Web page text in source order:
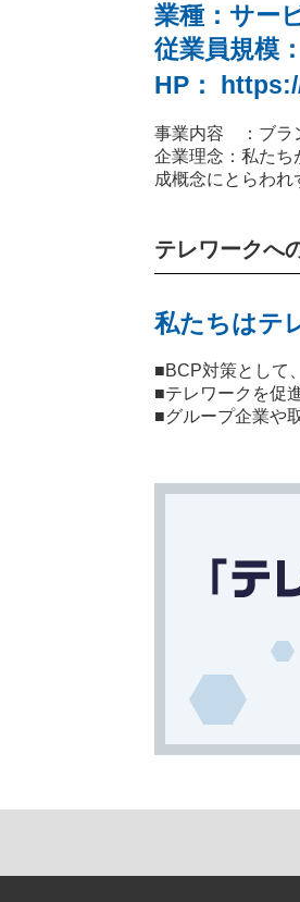
業種：サー
従業員規模
HP：
事業内容 ：ブラ
企業理念：私たち
成概念にとらわ
テレワークへ
私たちはテ
■BCP対策として
■テレワークを促
■グループ企業や